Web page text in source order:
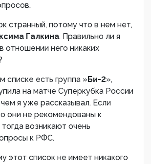
странный, потому что в нем нет,
Галкина. Правильно ли я
отношении него никаких
списке есть группа » Би-2»,
на матче Суперкубка России
я уже рассказывал. Если
они не рекомендованы к
возникают очень
к РФС.
этот список не имеет никакого